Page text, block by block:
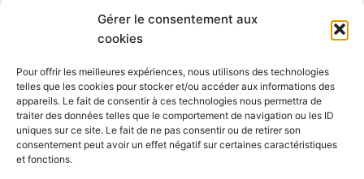
Gérer le consentement aux
cookies
Pour offrir les meilleures expériences, nous utilisons des technologies
telles que les cookies pour stocker et/ou accéder aux informations des
appareils. Le fait de consentir à ces technologies nous permettra de
traiter des données telles que le comportement de navigation ou les ID
uniques sur ce site. Le fait de ne pas consentir ou de retirer son
consentement peut avoir un effet négatif sur certaines caractéristiques
et fonctions.
Les francs-maçons à Limoges